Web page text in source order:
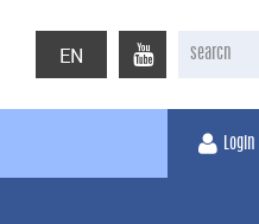
EN
Login